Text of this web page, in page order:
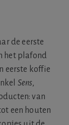
de eerste
het plafond
eerste koffie
Sens,
van
een houten